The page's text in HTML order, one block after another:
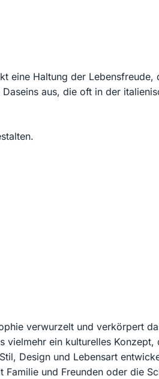
eine Haltung der Lebensfreude,
aus, die oft in der
verwurzelt und verkörpert
ein kulturelles
Design und Lebensart
und Freunden oder die